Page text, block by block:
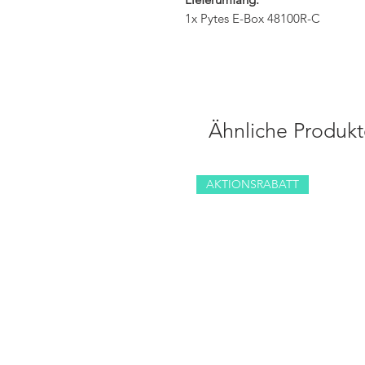
1x Pytes E-Box 48100R-C
Ähnliche
AKTIONSRABATT